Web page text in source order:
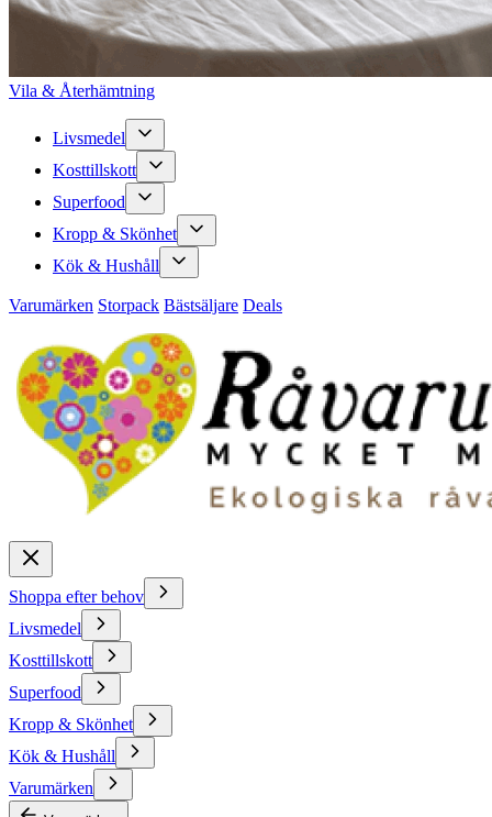
Vila & Återhämtning
Livsmedel
Kosttillskott
Superfood
Kropp & Skönhet
Kök & Hushåll
Varumärken Storpack Bästsäljare Deals
Shoppa efter behov
Livsmedel
Kosttillskott
Superfood
Kropp & Skönhet
Kök & Hushåll
Varumärken